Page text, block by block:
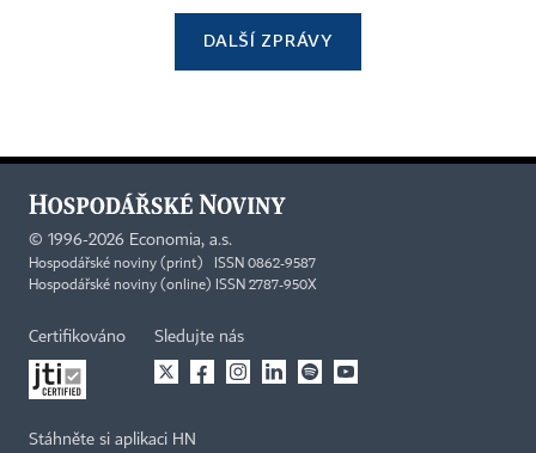
DALŠÍ ZPRÁVY
© 1996-2026 Economia, a.s.
Hospodářské noviny (print) ISSN 0862-9587
Hospodářské noviny (online) ISSN 2787-950X
Certifikováno Sledujte nás
Stáhněte si aplikaci HN